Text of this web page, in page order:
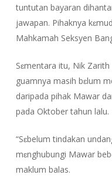
tuntutan bayaran
jawapan. Pihaknya
Mahkamah Seksyen
Sɛmentara itu, Nik
guamnya masih bɛlum
daripada pihak Mawar
pada Oktober tahun lalu.
“Sɛbelum tindakan
mɛnghubungi Mawar
maklum balas.